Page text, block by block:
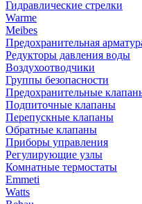
Гидравлические стрелки
Warme
Meibes
Предохранительная
Редукторы давления воды
Воздухоотводчики
Группы безопасности
Предохранительные
Подпиточные клапаны
Перепускные клапаны
Обратные клапаны
Приборы управления
Регулирующие узлы
Комнатные термостаты
Emmeti
Watts